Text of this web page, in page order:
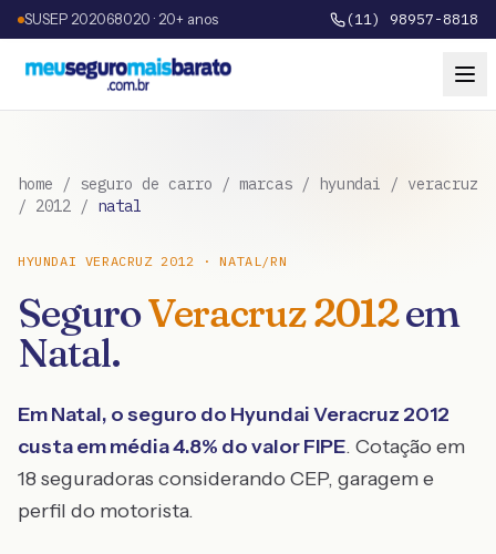
SUSEP 202068020 · 20+ anos (11) 98957-8818
home / seguro de carro / marcas / hyundai / veracruz
/ 2012 / natal
HYUNDAI VERACRUZ 2012 ·NATAL/RN
SeguroVeracruz2012em
Natal.
EmNatal, o seguro do HyundaiVeracruz 2012
custa em média4.8% do valor FIPE. Cotação em
18 seguradoras considerando CEP, garagem e
perfil do motorista.